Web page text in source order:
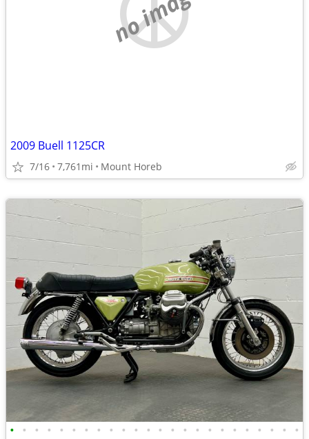
2009 Buell 1125CR
7/16 7,761mi Mount Horeb
• • • • • • • • • • • • • • • • • • • • • • • •